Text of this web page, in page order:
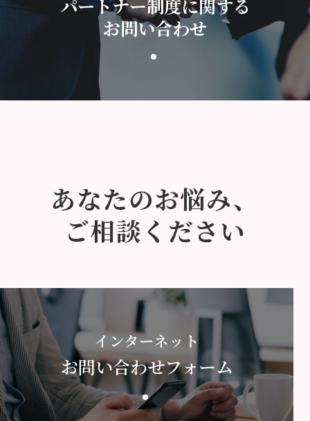
パートナー制度に関する
お問い合わせ
あなたのお悩み、
ご相談ください
インターネット
お問い合わせフォーム